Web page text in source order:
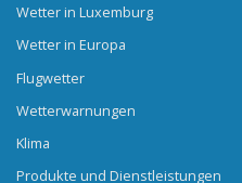
Wetter in Luxemburg
Wetter in Europa
Flugwetter
Wetterwarnungen
Klima
Produkte und Dienstleistungen